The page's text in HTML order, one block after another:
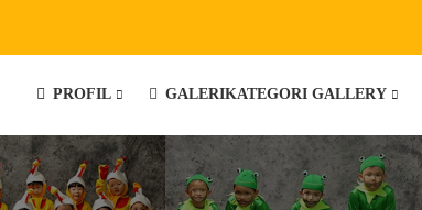
PROFIL GALERIKATEGORI GALLERY